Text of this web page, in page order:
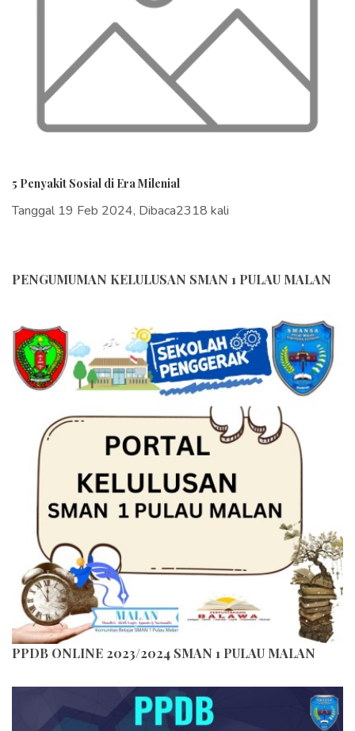
PENGUMUMAN KELULUSAN SMAN 1 PULAU MALAN
PPDB ONLINE 2023/2024 SMAN 1 PULAU MALAN
5 Penyakit Sosial di Era Milenial
Tanggal 19 Feb 2024, Dibaca2318 kali